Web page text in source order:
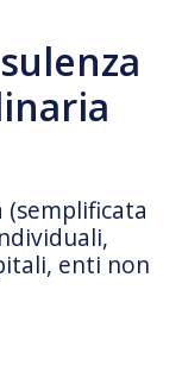
enti non